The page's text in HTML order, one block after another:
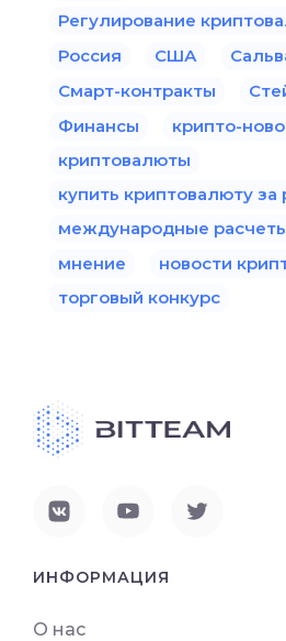
Регулирование
Россия
США
Смарт-контракты
Финансы
крипто-
криптовалюты
купить криптовалюту за
международные
мнение
новости
торговый конкурс
ИНФОРМАЦИЯ
О нас